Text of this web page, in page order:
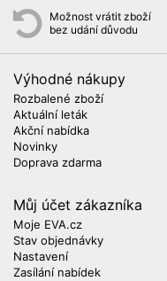
Možnost vrátit zboží
bez udání důvodu
Výhodné nákupy
Rozbalené zboží
Aktuální leták
Akční nabídka
Novinky
Doprava zdarma
Můj účet zákazníka
Moje EVA.cz
Stav objednávky
Nastavení
Zasílání nabídek